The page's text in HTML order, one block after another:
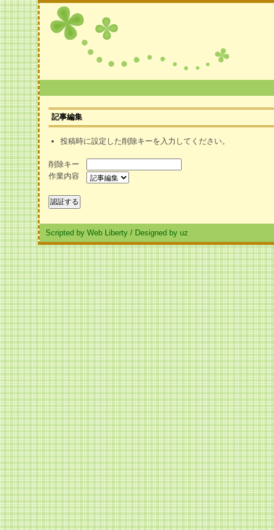
記事編集
投稿時に設定した削除キーを入力してください。
削除キー
作業内容
Scripted by Web Liberty / Designed by uz